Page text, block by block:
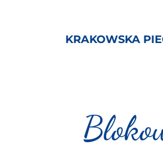
KRAKOWSKA